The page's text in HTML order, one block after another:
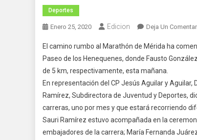
Deportes
Enero 25, 2020 Edicion Deja Un
El camino rumbo al Marathón de Mérida ha
Paseo de los Henequenes, donde Fausto
de 5 km, respectivamente, esta mañana.
En representación del CP Jesús Aguilar y
Ramírez, Subdirectora de Juventud y Deportes,
carreras, uno por mes y que estará recorriendo
Sauri Ramírez estuvo acompañada en la
embajadores de la carrera; María Fernanda